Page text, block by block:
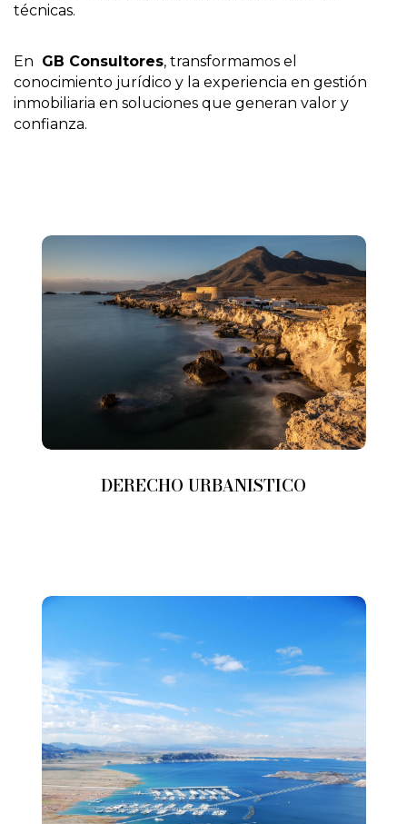
técnicas.
En GB Consultores, transformamos el
conocimiento jurídico y la experiencia en gestión
inmobiliaria en soluciones que generan valor y
confianza.
DERECHO URBANISTICO